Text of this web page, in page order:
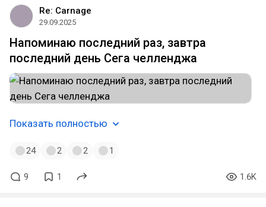
Re: Carnage
29.09.2025
Напоминаю последний раз, завтра
последний день Сега челленджа
Показать полностью
24 2 2 1
9 1 1.6K